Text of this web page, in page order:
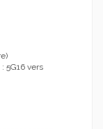
5G16 vers